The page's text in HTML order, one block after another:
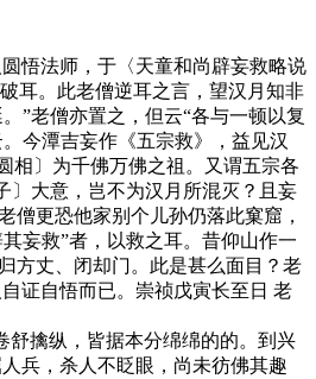
悟法师，于〈天童和尚辟妄救略说
耳。此老僧逆耳之言，望汉月知非
”老僧亦置之，但云“各与一顿以复
今潭吉妄作《五宗救》，益见汉
相〕为千佛万佛之祖。又谓五宗各
〕大意，岂不为汉月所混灭？且妄
僧更恐他家别个儿孙仍落此窠窟，
妄救”者，以救之耳。昔仰山作一
方丈、闭却门。此是甚么面目？老
证自悟而已。崇祯戊寅长至日 老
擒纵，皆据本分绵绵的的。到兴
兵，杀人不眨眼，尚未彷佛其趣